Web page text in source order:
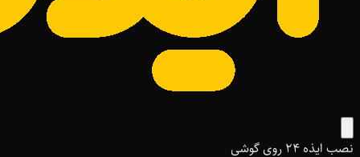
نصب ایذه ۲۴ روی گوشی